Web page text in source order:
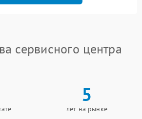
сервисного центра
5
лет на рынке